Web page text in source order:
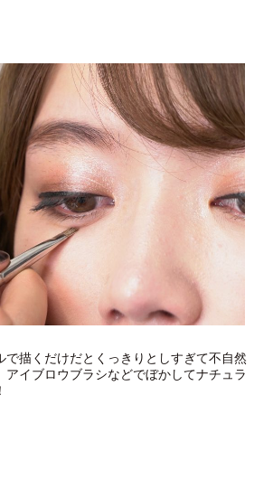
で描くだけだとくっきりとしすぎて不自然
アイブロウブラシなどでぼかしてナチュラ